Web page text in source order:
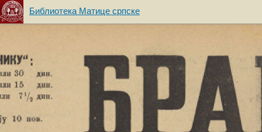
Библиотека Матице српске